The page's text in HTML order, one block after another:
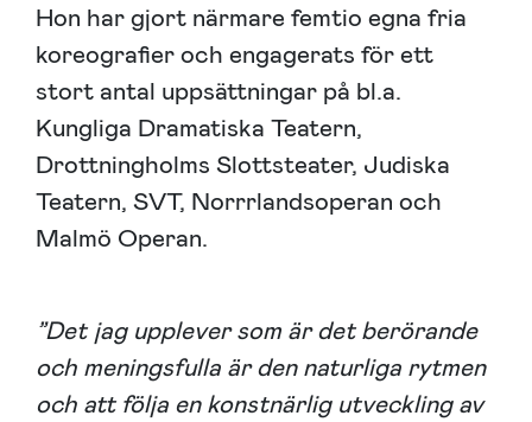
Hon har gjort närmare femtio egna fria
koreografier och engagerats för ett
stort antal uppsättningar på bl.a.
Kungliga Dramatiska Teatern,
Drottningholms Slottsteater, Judiska
Teatern, SVT, Norrrlandsoperan och
Malmö Operan.
”Det jag upplever som är det berörande
och meningsfulla är den naturliga rytmen
och att följa en konstnärlig utveckling av